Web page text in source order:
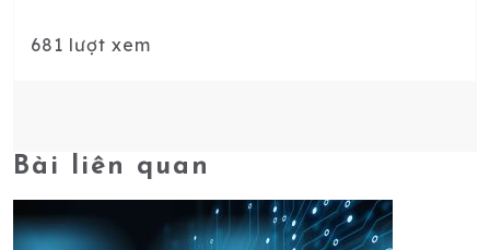
681 lượt xem
Bài liên quan